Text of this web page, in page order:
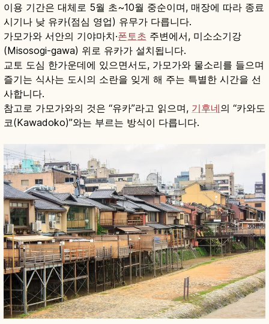
이용 기간은 대체로 5월 초~10월 중순이며, 매장에 따라 종료
시기나 낮 유카(점심 영업) 유무가 다릅니다.
가모가와 서안의 기야마치·폰토초 주변에서, 미소소기강
(Misosogi-gawa) 위로 유카가 설치됩니다.
교토 도심 한가운데에 있으면서도, 가모가와 물소리를 들으며
즐기는 식사는 도시의 소란을 잊게 해 주는 특별한 시간을 선
사합니다.
참고로 가모가와의 것은 “유카”라고 읽으며, 기후네의 “카와도
코(Kawadoko)”와는 부르는 방식이 다릅니다.